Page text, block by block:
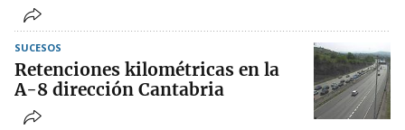
SUCESOS
Retenciones kilométricas en la
A-8 dirección Cantabria